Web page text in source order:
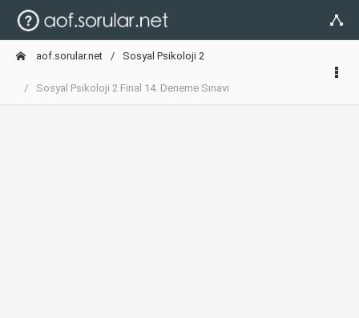
aof.sorular.net Sosyal Psikoloji 2
Sosyal Psikoloji 2 Final 14. Deneme Sınavı